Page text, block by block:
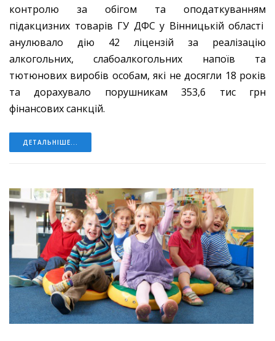
контролю за обігом та оподаткуванням
підакцизних товарів ГУ ДФС у Вінницькій області
анулювало дію 42 ліцензій за реалізацію
алкогольних, слабоалкогольних напоїв та
тютюнових виробів особам, які не досягли 18 років
та дорахувало порушникам 353,6 тис грн
фінансових санкцій.
ДЕТАЛЬНІШЕ...